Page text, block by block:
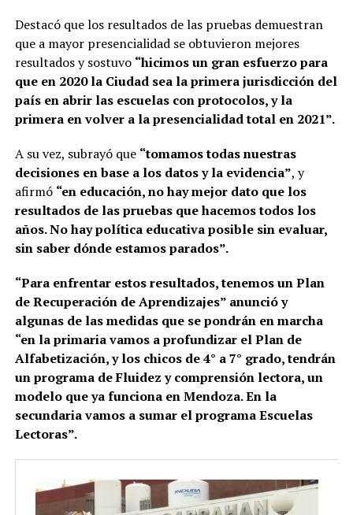
Destacó que los resultados de las pruebas demuestran
que a mayor presencialidad se obtuvieron mejores
resultados y sostuvo “hicimos un gran esfuerzo para
que en 2020 la Ciudad sea la primera jurisdicción del
país en abrir las escuelas con protocolos, y la
primera en volver a la presencialidad total en 2021”.
A su vez, subrayó que “tomamos todas nuestras
decisiones en base a los datos y la evidencia”, y
afirmó “en educación, no hay mejor dato que los
resultados de las pruebas que hacemos todos los
años. No hay política educativa posible sin evaluar,
sin saber dónde estamos parados”.
“Para enfrentar estos resultados, tenemos un Plan
de Recuperación de Aprendizajes” anunció y
algunas de las medidas que se pondrán en marcha
“en la primaria vamos a profundizar el Plan de
Alfabetización, y los chicos de 4° a 7° grado, tendrán
un programa de Fluidez y comprensión lectora, un
modelo que ya funciona en Mendoza. En la
secundaria vamos a sumar el programa Escuelas
Lectoras”.